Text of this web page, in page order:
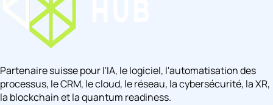
Partenaire suisse pour l'IA, le logiciel, l'automatisation des
processus, le CRM, le cloud, le réseau, la cybersécurité, la XR,
la blockchain et la quantum readiness.